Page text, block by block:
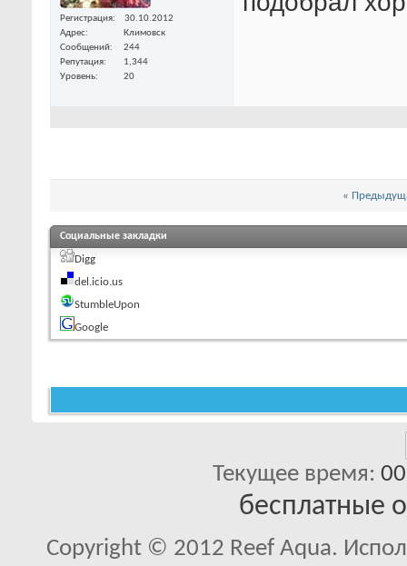
Регистрация
30.10.2012
Адрес
Климовск
Сообщений
244
Репутация
1,344
Уровень
20
«
Социальные закладки
Digg
del.icio.us
StumbleUpon
Google
Текущее время:
бесплатные
Copyright © 2012 Reef Aqua.